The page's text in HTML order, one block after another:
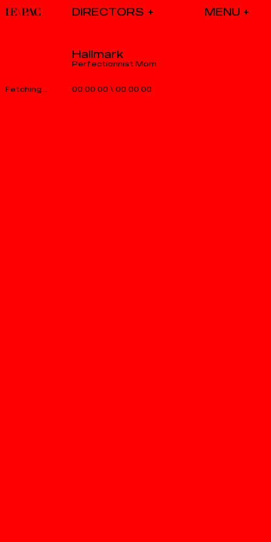
DIRECTORS
00.00.00 \ 00.00.00
Hallmark
Perfectionnist Mom